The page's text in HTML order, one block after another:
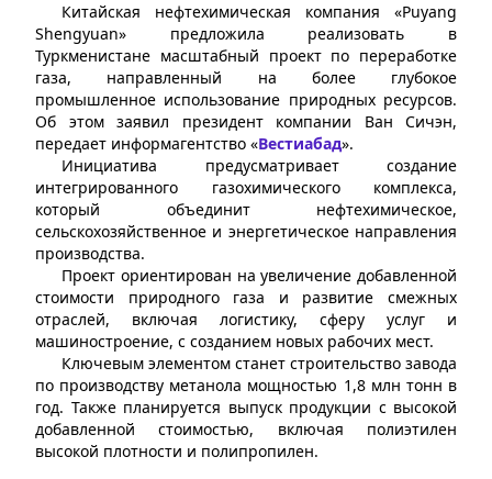
Китайская нефтехимическая компания «Puyang
Shengyuan» предложила реализовать в
Туркменистане масштабный проект по переработке
газа, направленный на более глубокое
промышленное использование природных ресурсов.
Об этом заявил президент компании Ван Сичэн,
передает информагентство «Вестиабад».
Инициатива предусматривает создание
интегрированного газохимического комплекса,
который объединит нефтехимическое,
сельскохозяйственное и энергетическое направления
производства.
Проект ориентирован на увеличение добавленной
стоимости природного газа и развитие смежных
отраслей, включая логистику, сферу услуг и
машиностроение, с созданием новых рабочих мест.
Ключевым элементом станет строительство завода
по производству метанола мощностью 1,8 млн тонн в
год. Также планируется выпуск продукции с высокой
добавленной стоимостью, включая полиэтилен
высокой плотности и полипропилен.